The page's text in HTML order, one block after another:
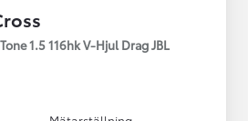
1.5 116hk V-Hjul Drag JBL